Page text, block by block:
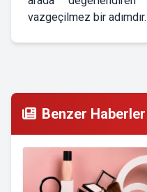
vazgeçilmez bir adımdır.
Benzer Haberler